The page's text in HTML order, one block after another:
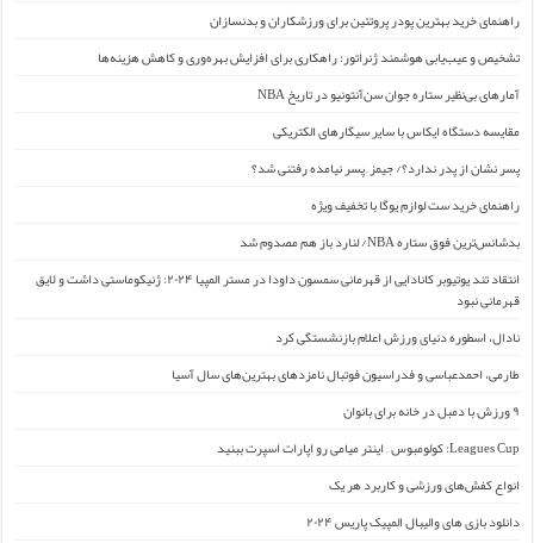
راهنمای خرید بهترین پودر پروتئین برای ورزشکاران و بدنسازان
تشخیص و عیب‌یابی هوشمند ژنراتور: راهکاری برای افزایش بهره‌وری و کاهش هزینه‌ها
آمارهای بی‌نظیر ستاره جوان سن‌آنتونیو در تاریخ NBA
مقایسه دستگاه ایکاس با سایر سیگارهای الکتریکی
پسر نشان از پدر ندارد؟/ جیمز ِ پسر نیامده رفتنی شد؟
راهنمای خرید ست لوازم یوگا با تخفیف ویژه
بدشانس‌ترین فوق ستاره NBA/ لنارد باز هم مصدوم شد
انتقاد تند یوتیوبر کانادایی از قهرمانی سمسون داودا در مستر المپیا ۲۰۲۴: ژنیکوماستی داشت و لایق
قهرمانی نبود
نادال، اسطوره دنیای ورزش اعلام بازنشستگی کرد
طارمی، احمدعباسی و فدراسیون فوتبال نامزدهای بهترین‌های سال آسیا
۹ ورزش با دمبل در خانه برای بانوان
Leagues Cup: کولومبوس – اینتر میامی رو اپارات اسپرت ببنید
انواع کفش‌های ورزشی و کاربرد هر یک
دانلود بازی های والیبال المپیک پاریس ۲۰۲۴